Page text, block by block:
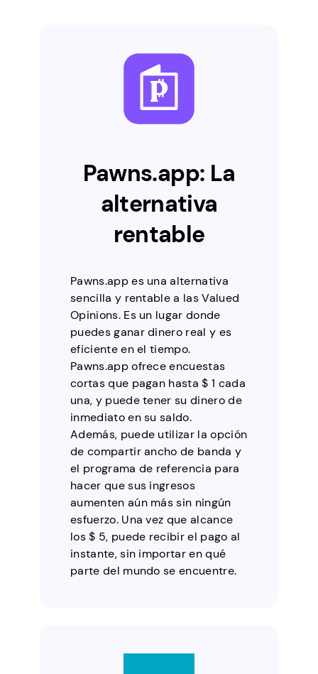
Pawns.app: La
alternativa
rentable
Pawns.app es una alternativa
sencilla y rentable a las Valued
Opinions. Es un lugar donde
puedes ganar dinero real y es
eficiente en el tiempo.
Pawns.app ofrece encuestas
cortas que pagan hasta $ 1 cada
una, y puede tener su dinero de
inmediato en su saldo.
Además, puede utilizar la opción
de compartir ancho de banda y
el programa de referencia para
hacer que sus ingresos
aumenten aún más sin ningún
esfuerzo. Una vez que alcance
los $ 5, puede recibir el pago al
instante, sin importar en qué
parte del mundo se encuentre.